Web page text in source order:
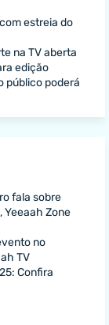
estreia do
na TV aberta
edição
público poderá
fala sobre
Yeeaah Zone
no
TV
Confira